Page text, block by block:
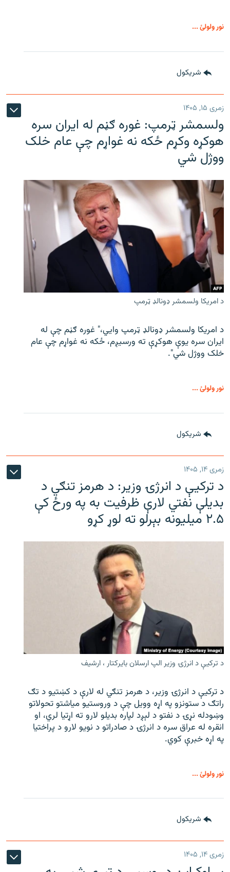
نور ولولئ ...
شريکول
زمری ۱۵, ۱۴۰۵
ولسمشر ټرمپ: غوره ګڼم له ایران سره
هوکړه وکړم ځکه نه غواړم چې عام خلک
ووژل شي
د امریکا ولسمشر ډونالډ ټرمپ
د امریکا ولسمشر ډونالډ ټرمپ وايي،" غوره ګڼم چې له
ایران سره یوې هوکړې ته ورسیږم، ځکه نه غواړم چې عام
خلک ووژل شي".
نور ولولئ ...
شريکول
زمری ۱۴, ۱۴۰۵
د ترکیې د انرژۍ وزیر: د هرمز تنګي د
بدیلې نفتي لارې ظرفیت به په ورځ کې
۲.۵ میلیونه بېرلو ته لوړ کړو
د ترکیې د انرژۍ وزیر الپ ارسلان بایرکتار ، ارشیف
د ترکیې د انرژۍ وزیر، د هرمز تنګي له لارې د کښتیو د تګ
راتګ د ستونزو په اړه وویل چې د وروستیو میاشتو تحولاتو
وښودله نړۍ د نفتو د لېږد لپاره بدیلو لارو ته اړتیا لري، او
انقره له عراق سره د انرژۍ د صادراتو د نویو لارو د پراختیا
په اړه خبرې کوي.
نور ولولئ ...
شريکول
زمری ۱۴, ۱۴۰۵